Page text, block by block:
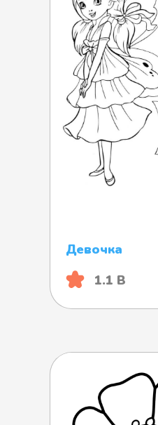
Девочка
1.1 B